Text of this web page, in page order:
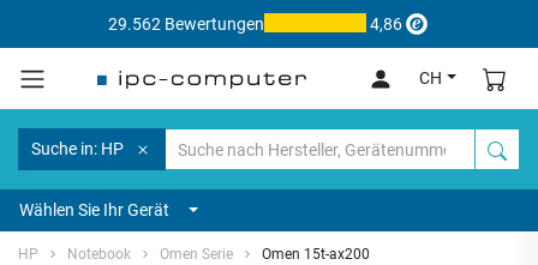
29.562 Bewertungen 4,86
CH
Suche in: HP
Wählen Sie Ihr Gerät
HP Notebook Omen Serie Omen 15t-ax200